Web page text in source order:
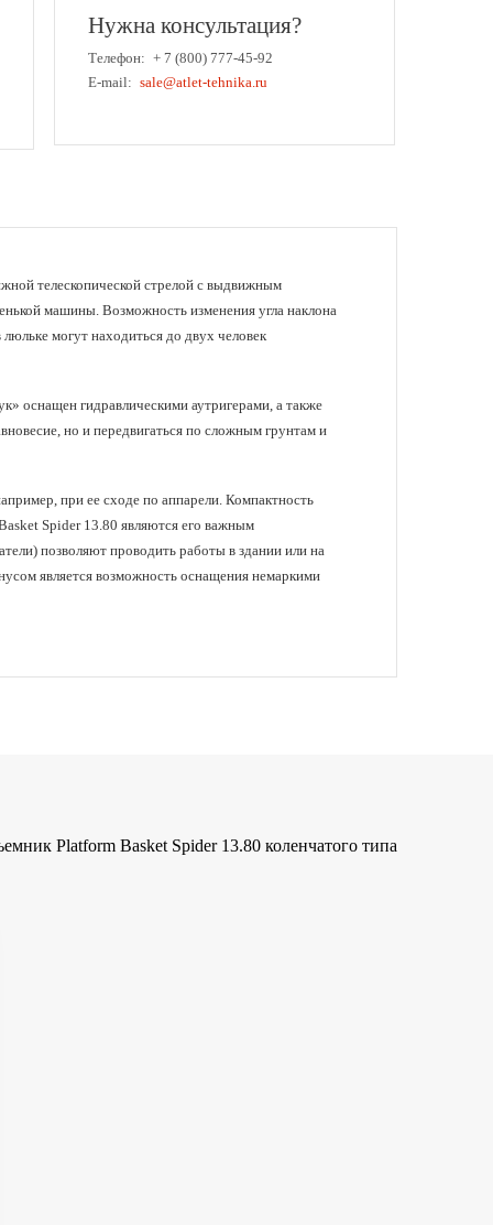
Нужна консультация?
Телефон: + 7 (800) 777-45-92
E-mail: sale@atlet-tehnika.ru
телескопической стрелой с выдвижным
машины. Возможность изменения угла наклона
могут находиться до двух человек
оснащен гидравлическими аутригерами, а также
но и передвигаться по сложным грунтам и
при ее сходе по аппарели. Компактность
Spider 13.80 являются его важным
позволяют проводить работы в здании или на
является возможность оснащения немаркими